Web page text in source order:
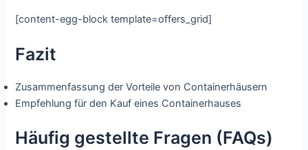
[content-egg-block template=offers_grid]
Fazit
Zusammenfassung der Vorteile von Containerhäusern
Empfehlung für den Kauf eines Containerhauses
Häufig gestellte Fragen (FAQs)